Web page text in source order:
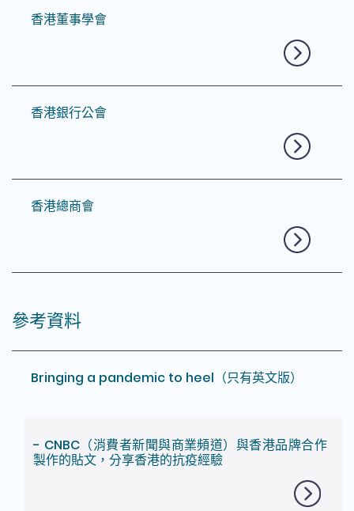
香港董事學會
香港銀行公會
香港總商會
參考資料
Bringing a pandemic to heel（只有英文版）
- CNBC（消費者新聞與商業頻道）與香港品牌合作
製作的貼文，分享香港的抗疫經驗